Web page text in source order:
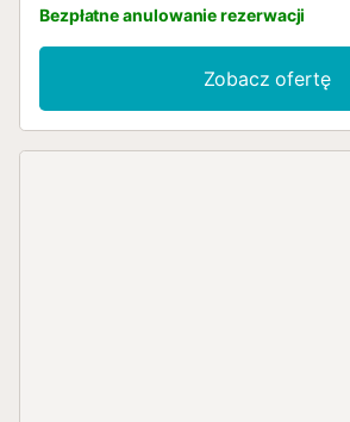
Bezpłatne anulowanie rezerwacji
Zobacz ofertę